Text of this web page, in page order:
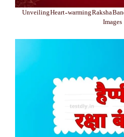
Unveiling Heart-warming Raksha
Images